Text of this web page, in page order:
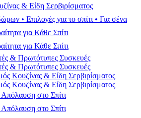
& Είδη Σερβιρίσματος
• Επιλογές για το σπίτι • Για σένα
για Κάθε Σπίτι
για Κάθε Σπίτι
& Πρωτότυπες Συσκευές
& Πρωτότυπες Συσκευές
Κουζίνας & Είδη Σερβιρίσματος
Κουζίνας & Είδη Σερβιρίσματος
στο Σπίτι
στο Σπίτι